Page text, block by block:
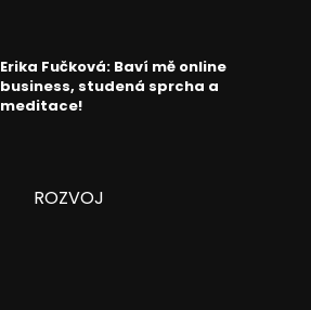
Erika Fučková: Baví mě online
business, studená sprcha a
meditace!
ROZVOJ